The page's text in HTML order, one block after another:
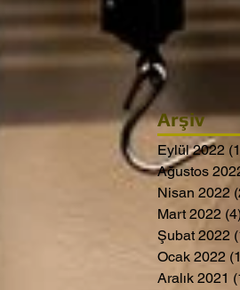
Arşiv
Eylül 2022
Ağustos
Nisan 2022
Mart 2022
Şubat 2022
Ocak 2022
Aralık 2021